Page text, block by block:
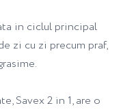
in ciclul principal
zi cu zi precum praf,
Savex 2 in 1, are o